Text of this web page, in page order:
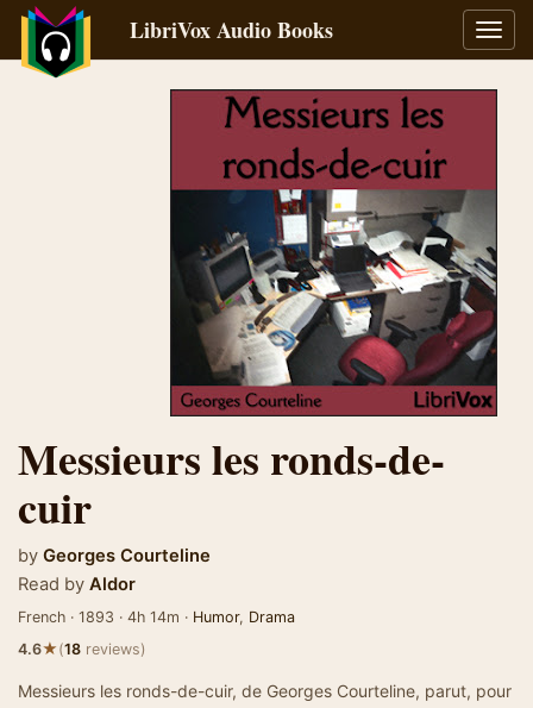
LibriVox Audio Books
Messieurs les ronds-de-
cuir
by Georges Courteline
Read by Aldor
French · 1893 · 4h 14m · Humor, Drama
4.6★(18 reviews)
Messieurs les ronds-de-cuir, de Georges Courteline, parut, pour